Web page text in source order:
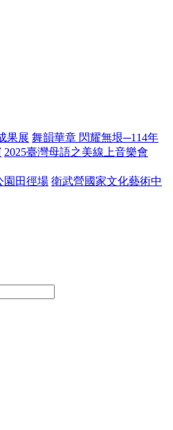
果展 舞韻華章 閃耀無垠─114年
2025臺灣母語之美線上音樂會
園田徑場 衛武營國家文化藝術中